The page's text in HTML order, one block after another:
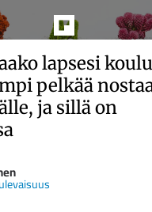
lapsesi
pelkää
ja sillä on